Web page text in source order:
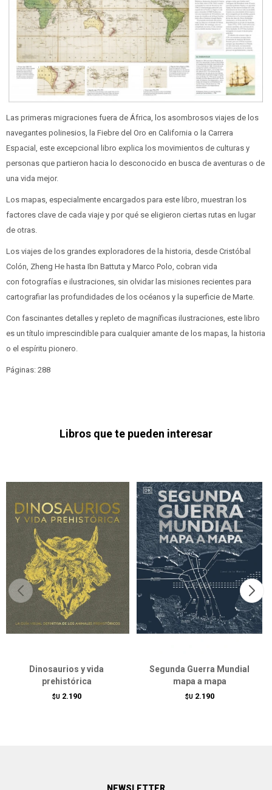
Las primeras migraciones fuera de África, los asombrosos viajes de los
navegantes polinesios, la Fiebre del Oro en California o la Carrera
Espacial, este excepcional libro explica los movimientos de culturas y
personas que partieron hacia lo desconocido en busca de aventuras o de
una vida mejor.
Los mapas, especialmente encargados para este libro, muestran los
factores clave de cada viaje y por qué se eligieron ciertas rutas en lugar
de otras.
Los viajes de los grandes exploradores de la historia, desde Cristóbal
Colón, Zheng He hasta Ibn Battuta y Marco Polo, cobran vida
con fotografías e ilustraciones, sin olvidar las misiones recientes para
cartografiar las profundidades de los océanos y la superficie de Marte.
Con fascinantes detalles y repleto de magníficas ilustraciones, este libro
es un título imprescindible para cualquier amante de los mapas, la historia
o el espíritu pionero.
Páginas: 288
Libros que te pueden interesar
Dinosaurios y vida
prehistórica
$U 2.190
Segunda Guerra Mundial
mapa a mapa
$U 2.190